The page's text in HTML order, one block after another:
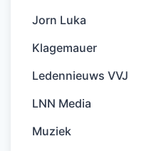
Jorn Luka
Klagemauer
Ledennieuws VVJ
LNN Media
Muziek